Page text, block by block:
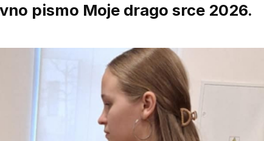
pismo Moje drago srce 2026.